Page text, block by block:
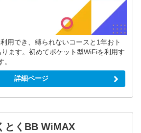
用でき、縛られないコースと1年おト
ます。初めてポケット型WiFiを利用す
詳細ページ
とくBB WiMAX